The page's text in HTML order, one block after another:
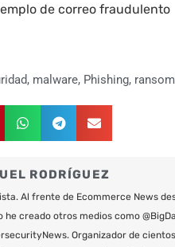
de correo fraudulento
, malware, Phishing,
RODRÍGUEZ
Al frente de Ecommerce News
he creado otros medios como
Organizador de